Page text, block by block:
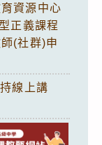
資源中心
正義課程
(社群)申
線上講